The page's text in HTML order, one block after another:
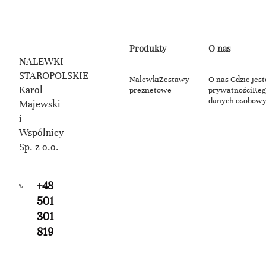
NALEWKI
STAROPOLSKIE
Karol
Majewski
i
Wspólnicy
Sp. z o.o.
+48
501
301
819
Produkty
NalewkiZestawy
preznetowe
O nas
O nasGdzie
prywatności
danych